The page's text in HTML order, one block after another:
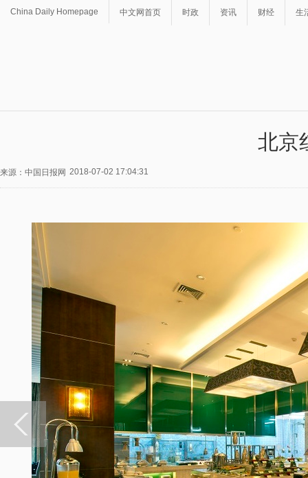
China Daily Homepage 中文网首页 时政 资讯 财经 生
北京
来源：中国日报网 2018-07-02 17:04:31